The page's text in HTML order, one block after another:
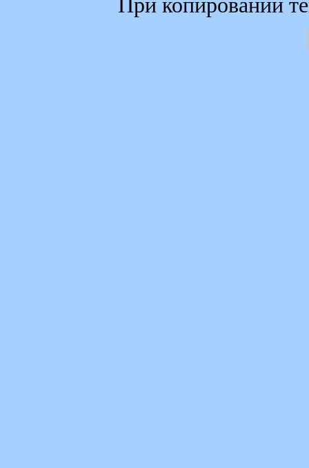
При копировании